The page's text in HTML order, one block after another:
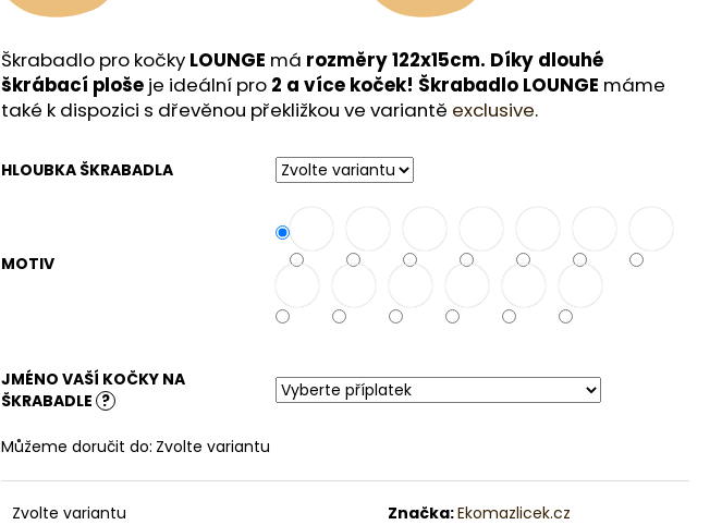
Škrabadlo pro kočky LOUNGE má rozměry 122x15cm. Díky dlouhé
škrábací ploše je ideální pro 2 a více koček! Škrabadlo LOUNGE máme
také k dispozici s dřevěnou překližkou ve variantě exclusive.
HLOUBKA ŠKRABADLA
MOTIV
JMÉNO VAŠÍ KOČKY NA
ŠKRABADLE ?
Můžeme doručit do: Zvolte variantu
Zvolte variantu Značka:Ekomazlicek.cz